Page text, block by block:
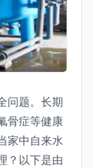
问题。长期
骨症等健康
家中自来水
？以下是由